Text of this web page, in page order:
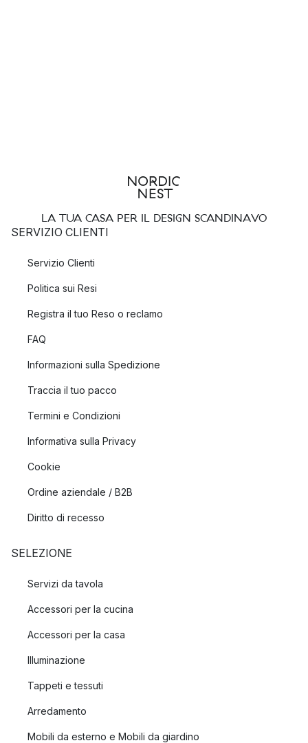
LA TUA CASA PER IL DESIGN SCANDINAVO
SERVIZIO CLIENTI
Servizio Clienti
Politica sui Resi
Registra il tuo Reso o reclamo
FAQ
Informazioni sulla Spedizione
Traccia il tuo pacco
Termini e Condizioni
Informativa sulla Privacy
Cookie
Ordine aziendale / B2B
Diritto di recesso
SELEZIONE
Servizi da tavola
Accessori per la cucina
Accessori per la casa
Illuminazione
Tappeti e tessuti
Arredamento
Mobili da esterno e Mobili da giardino